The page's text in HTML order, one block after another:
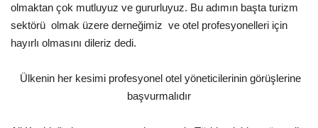
Röportajlar
Gezi - Yorum
Sizlerden Gelenler
olmaktan çok mutluyuz ve gururluyuz. Bu adımın başta turizm
sektörü olmak üzere derneğimiz ve otel profesyonelleri için
hayırlı olmasını dileriz dedi.
Ülkenin her kesimi profesyonel otel yöneticilerinin görüşlerine
başvurmalıdır